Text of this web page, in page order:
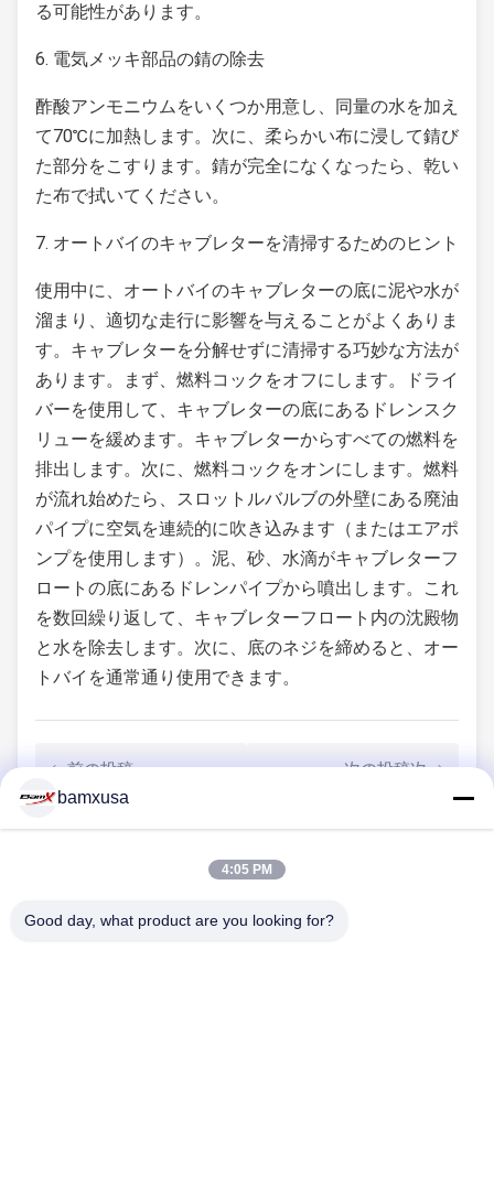
る可能性があります。
6. 電気メッキ部品の錆の除去
酢酸アンモニウムをいくつか用意し、同量の水を加え
て70℃に加熱します。次に、柔らかい布に浸して錆び
た部分をこすります。錆が完全になくなったら、乾い
た布で拭いてください。
7. オートバイのキャブレターを清掃するためのヒント
使用中に、オートバイのキャブレターの底に泥や水が
溜まり、適切な走行に影響を与えることがよくありま
す。キャブレターを分解せずに清掃する巧妙な方法が
あります。まず、燃料コックをオフにします。ドライ
バーを使用して、キャブレターの底にあるドレンスク
リューを緩めます。キャブレターからすべての燃料を
排出します。次に、燃料コックをオンにします。燃料
が流れ始めたら、スロットルバルブの外壁にある廃油
パイプに空気を連続的に吹き込みます（またはエアポ
ンプを使用します）。泥、砂、水滴がキャブレターフ
ロートの底にあるドレンパイプから噴出します。これ
を数回繰り返して、キャブレターフロート内の沈殿物
と水を除去します。次に、底のネジを締めると、オー
トバイを通常通り使用できます。
前の投稿 次の投稿次
bamxusa
4:05 PM
Good day, what product are you looking for?